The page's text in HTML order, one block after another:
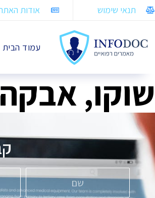
תנאי שימוש אודות
עמוד הבית
שוקו,